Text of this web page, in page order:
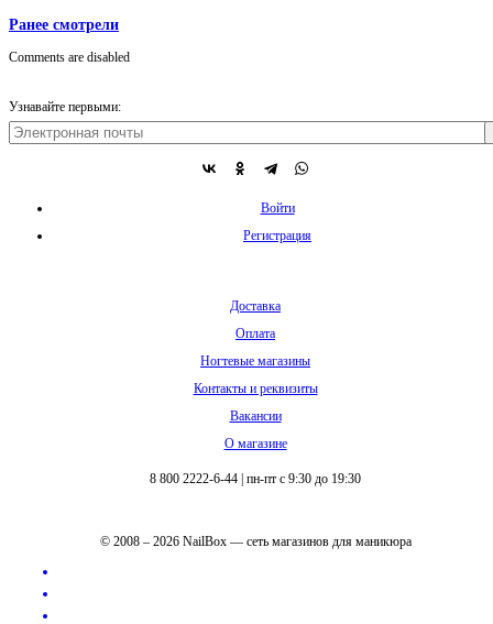
Ранее смотрели
Comments are disabled
Узнавайте первыми:
Войти
Регистрация
Доставка
Оплата
Ногтевые магазины
Контакты и реквизиты
Вакансии
О магазине
8 800 2222-6-44 пн-пт с 9:30 до 19:30
© 2008 – 2026 NailBox — сеть магазинов для маникюра